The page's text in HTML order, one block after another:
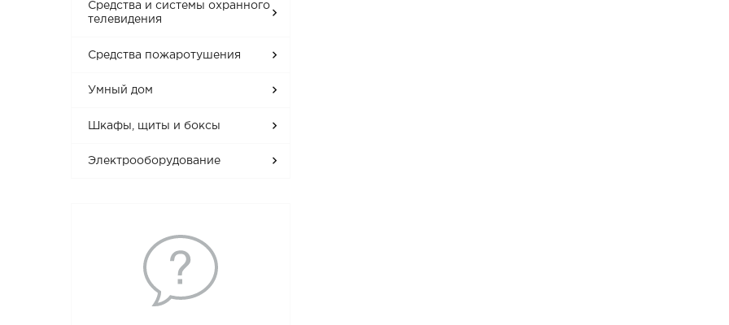
Средства и системы охранного
телевидения
Средства пожаротушения
Умный дом
Шкафы, щиты и боксы
Электрооборудование